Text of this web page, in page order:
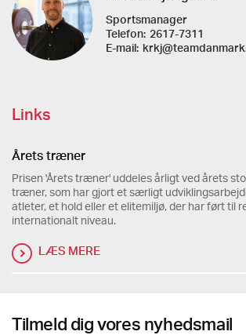
Sportsmanager
Telefon: 2617-7311
E-mail:
Links
Årets træner
Prisen 'Årets træner' uddeles årligt ved årets
træner, som har gjort et særligt
atleter, et hold eller et elitemiljø, der har ført til
internationalt niveau.
LÆS MERE
Tilmeld dig vores nyhedsmail